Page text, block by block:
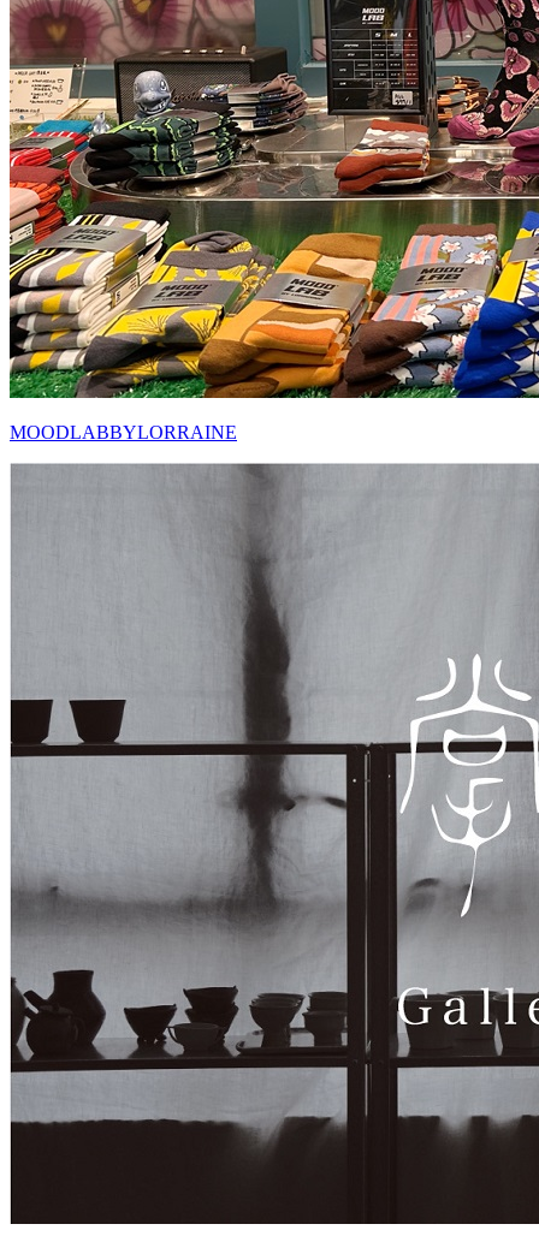
MOODLABBYLORRAINE